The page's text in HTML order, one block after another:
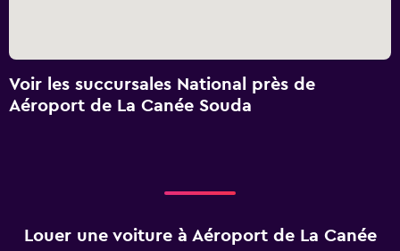
Voir les succursales National près de
Aéroport de La Canée Souda
Louer une voiture à Aéroport de La Canée